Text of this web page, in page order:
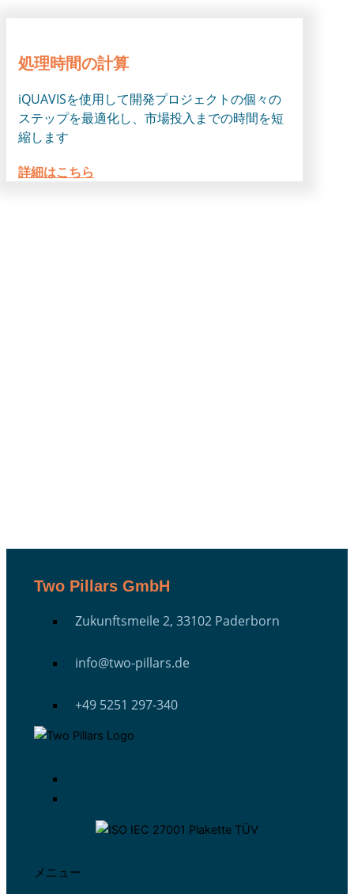
処理時間の計算
iQUAVISを使用して開発プロジェクトの個々の
ステップを最適化し、市場投入までの時間を短
縮します
詳細はこちら
Two Pillars GmbH
Zukunftsmeile 2, 33102 Paderborn
info@two-pillars.de
+49 5251 297-340
メニュー